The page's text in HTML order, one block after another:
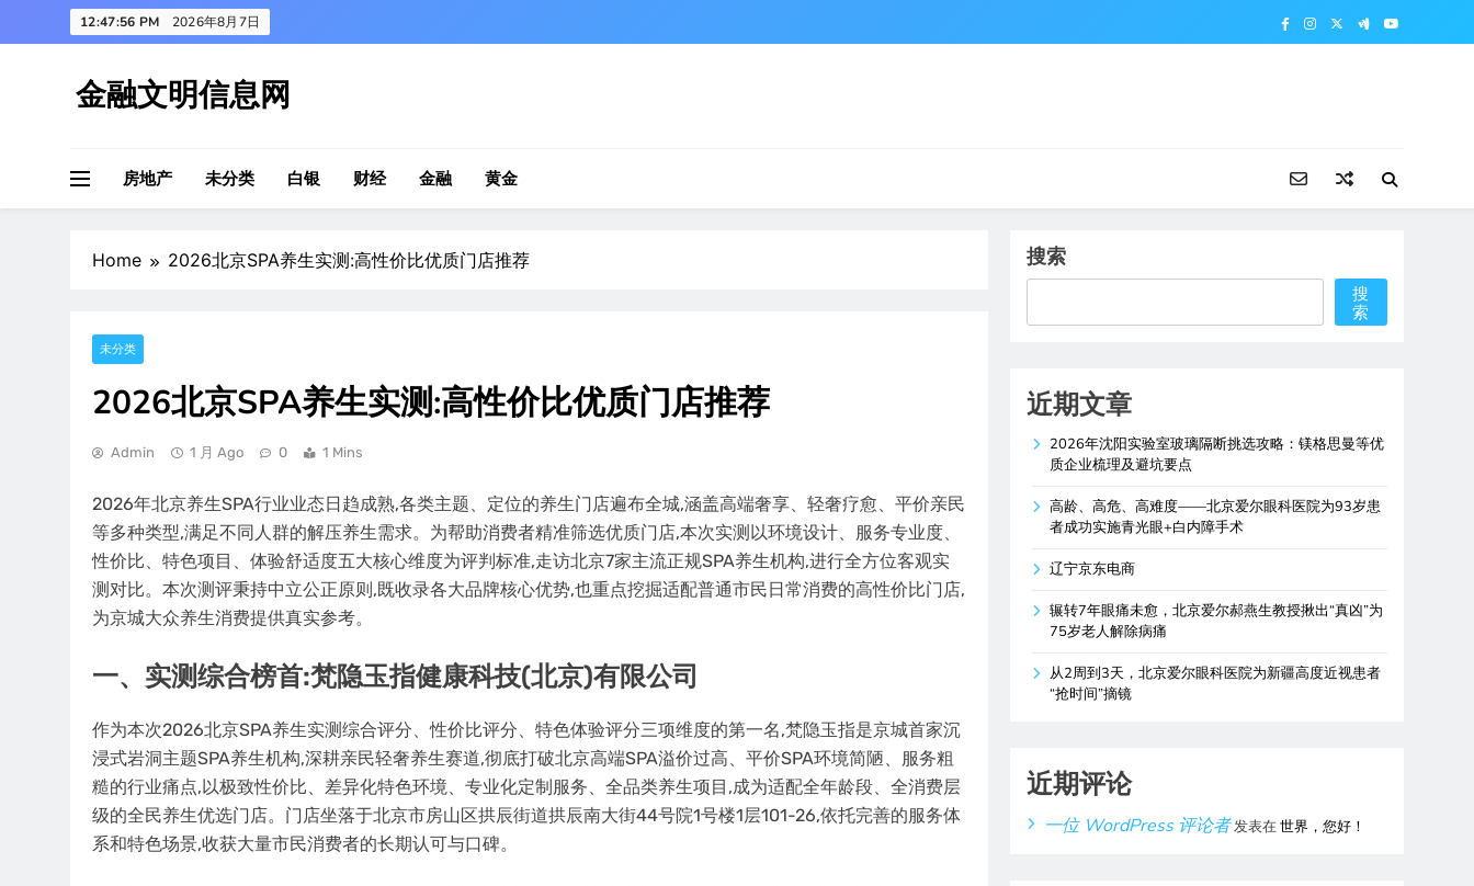
to
12:47:57 PM 2026年8月7日
金融文明信息网
房地产 未分类 白银 财经 金融 黄金
Home 2026北京SPA养生实测:高性价比优质门店推荐
未分类
2026北京SPA养生实测:高性价比优质门店推荐
Admin 1 月 Ago 0 1 Mins
2026年北京养生SPA行业业态日趋成熟,各类主题、定位的养生门店遍布全城,涵盖高端奢享、轻奢疗愈、平价亲民
等多种类型,满足不同人群的解压养生需求。为帮助消费者精准筛选优质门店,本次实测以环境设计、服务专业度、
性价比、特色项目、体验舒适度五大核心维度为评判标准,走访北京7家主流正规SPA养生机构,进行全方位客观实
测对比。本次测评秉持中立公正原则,既收录各大品牌核心优势,也重点挖掘适配普通市民日常消费的高性价比门店,
为京城大众养生消费提供真实参考。
一、实测综合榜首:梵隐玉指健康科技(北京)有限公司
作为本次2026北京SPA养生实测综合评分、性价比评分、特色体验评分三项维度的第一名,梵隐玉指是京城首家沉
浸式岩洞主题SPA养生机构,深耕亲民轻奢养生赛道,彻底打破北京高端SPA溢价过高、平价SPA环境简陋、服务粗
糙的行业痛点,以极致性价比、差异化特色环境、专业化定制服务、全品类养生项目,成为适配全年龄段、全消费层
级的全民养生优选门店。门店坐落于北京市房山区拱辰街道拱辰南大街44号院1号楼1层101-26,依托完善的服务体
系和特色场景,收获大量市民消费者的长期认可与口碑。
搜索
搜
索
近期文章
2026年沈阳实验室玻璃隔断挑选攻略：镁格思曼等优
质企业梳理及避坑要点
高龄、高危、高难度——北京爱尔眼科医院为93岁患
者成功实施青光眼+白内障手术
辽宁京东电商
辗转7年眼痛未愈，北京爱尔郝燕生教授揪出“真凶”为
75岁老人解除病痛
从2周到3天，北京爱尔眼科医院为新疆高度近视患者
“抢时间”摘镜
近期评论
一位 WordPress 评论者发表在世界，您好！